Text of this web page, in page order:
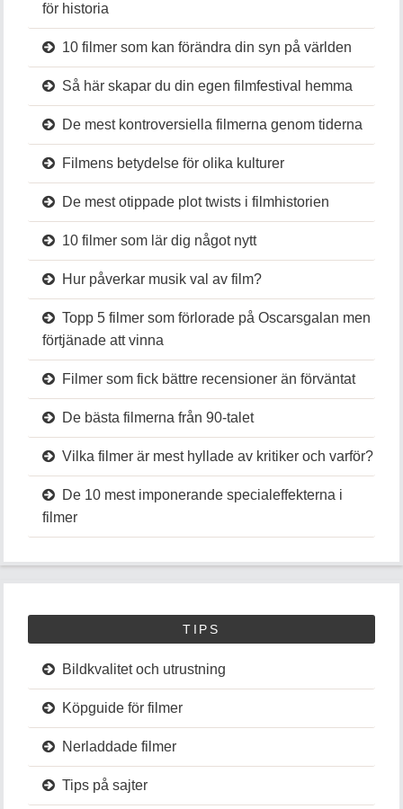
för historia
10 filmer som kan förändra din syn på världen
Så här skapar du din egen filmfestival hemma
De mest kontroversiella filmerna genom tiderna
Filmens betydelse för olika kulturer
De mest otippade plot twists i filmhistorien
10 filmer som lär dig något nytt
Hur påverkar musik val av film?
Topp 5 filmer som förlorade på Oscarsgalan men
förtjänade att vinna
Filmer som fick bättre recensioner än förväntat
De bästa filmerna från 90-talet
Vilka filmer är mest hyllade av kritiker och varför?
De 10 mest imponerande specialeffekterna i
filmer
TIPS
Bildkvalitet och utrustning
Köpguide för filmer
Nerladdade filmer
Tips på sajter